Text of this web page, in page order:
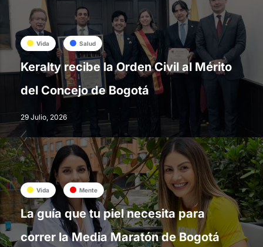
Vida Salud
Keralty recibe la Orden Civil al Mérito
del Concejo de Bogotá
29 Julio, 2026
Vida Mente
La guía que tu piel necesita para
correr la Media Maratón de Bogotá